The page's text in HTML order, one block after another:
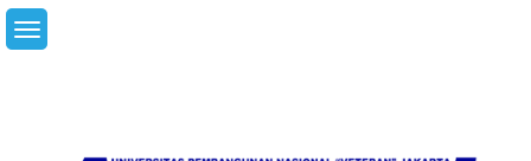
Skip
to